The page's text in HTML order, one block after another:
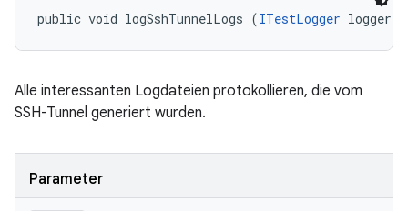
public void logSshTunnelLogs (ITestLogger logger)
Alle interessanten Logdateien protokollieren, die vom
SSH-Tunnel generiert wurden.
Parameter